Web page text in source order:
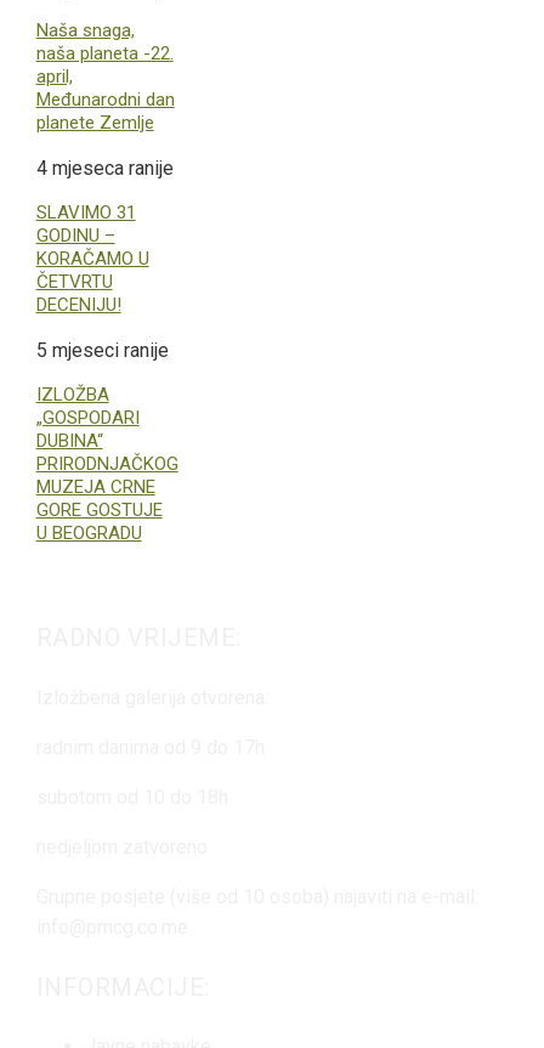
Naša snaga,
naša planeta -22.
april,
Međunarodni dan
planete Zemlje
4 mjeseca ranije
SLAVIMO 31
GODINU –
KORAČAMO U
ČETVRTU
DECENIJU!
5 mjeseci ranije
IZLOŽBA
„GOSPODARI
DUBINA“
PRIRODNJAČKOG
MUZEJA CRNE
GORE GOSTUJE
U BEOGRADU